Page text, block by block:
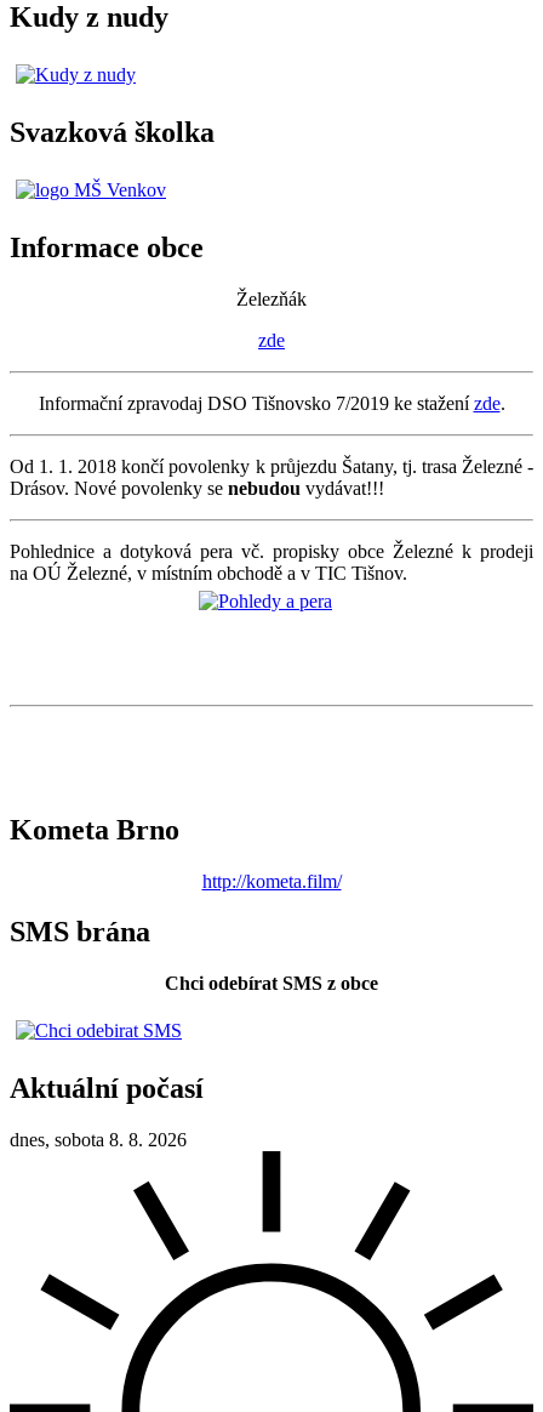
Kudy z nudy
Svazková školka
Informace obce
Železňák
zde
Informační zpravodaj DSO Tišnovsko 7/2019 ke staženízde.
Od 1. 1. 2018 končí povolenky k průjezdu Šatany, tj. trasa Železné -
Drásov. Nové povolenky se nebudou vydávat!!!
Pohlednice a dotyková pera vč. propisky obce Železné k prodeji
na OÚ Železné, v místním obchodě a v TIC Tišnov.
Kometa Brno
http://kometa.film/
SMS brána
Chci odebírat SMS z obce
Aktuální počasí
dnes, sobota 8. 8. 2026